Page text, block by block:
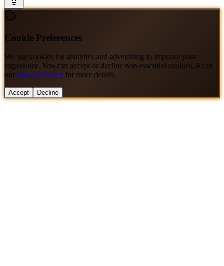
Cookie Preferences
We use cookies for analytics and advertising to improve your
experience. You can accept or decline non-essential cookies. Read
our Privacy Policy for more details.
Accept Decline